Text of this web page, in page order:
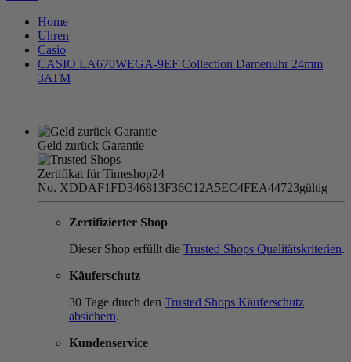
Home
Uhren
Casio
CASIO LA670WEGA-9EF Collection Damenuhr 24mm
3ATM
Geld zurück Garantie
Zertifikat für Timeshop24
No. XDDAF1FD346813F36C12A5EC4FEA44723gültig
Zertifizierter Shop
Dieser Shop erfüllt die Trusted Shops Qualitätskriterien.
Käuferschutz
30 Tage durch den Trusted Shops Käuferschutz
absichern.
Kundenservice